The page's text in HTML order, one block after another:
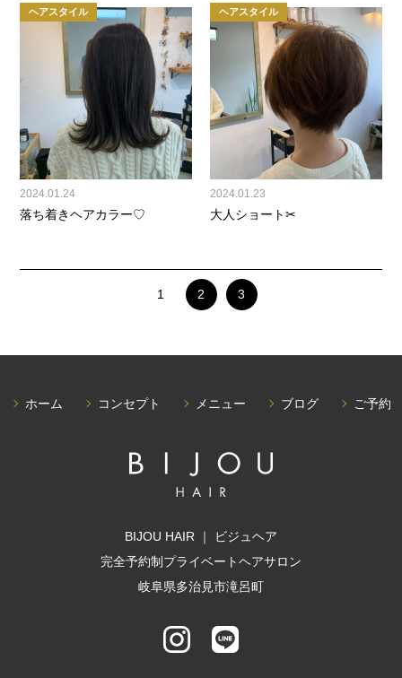
ヘアスタイル
2024.01.24
落ち着きヘアカラー♡
ヘアスタイル
2024.01.23
大人ショート✂
1 2 3
ホーム コンセプト メニュー ブログ ご予約
BIJOU HAIR ｜ ビジュヘア
完全予約制プライベートヘアサロン
岐阜県多治見市滝呂町